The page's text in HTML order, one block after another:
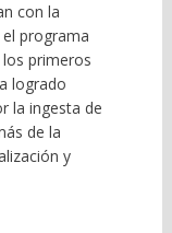
con la
programa
primeros
logrado
la ingesta de
de la
y